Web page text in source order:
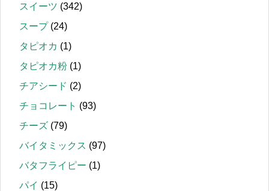
スイーツ (342)
スープ(24)
タピオカ (1)
タピオカ粉 (1)
チアシード (2)
チョコレート (93)
チーズ (79)
バイタミックス (97)
バタフライピー (1)
パイ (15)